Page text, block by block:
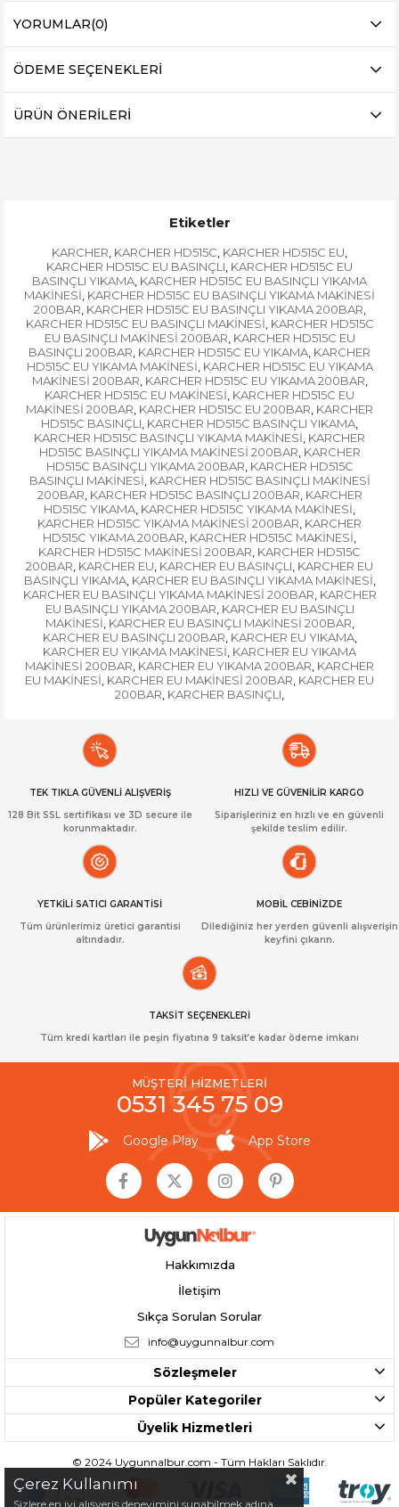
YORUMLAR(0)
ÖDEME SEÇENEKLERI
ÜRÜN ÖNERILERI
Etiketler
KARCHER, KARCHER HD515C, KARCHER HD515C EU,
KARCHER HD515C EU BASINÇLI, KARCHER HD515C EU
BASINÇLI YIKAMA, KARCHER HD515C EU BASINÇLI YIKAMA
MAKİNESİ, KARCHER HD515C EU BASINÇLI YIKAMA MAKİNESİ
200BAR, KARCHER HD515C EU BASINÇLI YIKAMA 200BAR,
KARCHER HD515C EU BASINÇLI MAKİNESİ, KARCHER HD515C
EU BASINÇLI MAKİNESİ 200BAR, KARCHER HD515C EU
BASINÇLI 200BAR, KARCHER HD515C EU YIKAMA, KARCHER
HD515C EU YIKAMA MAKİNESİ, KARCHER HD515C EU YIKAMA
MAKİNESİ 200BAR, KARCHER HD515C EU YIKAMA 200BAR,
KARCHER HD515C EU MAKİNESİ, KARCHER HD515C EU
MAKİNESİ 200BAR, KARCHER HD515C EU 200BAR, KARCHER
HD515C BASINÇLI, KARCHER HD515C BASINÇLI YIKAMA,
KARCHER HD515C BASINÇLI YIKAMA MAKİNESİ, KARCHER
HD515C BASINÇLI YIKAMA MAKİNESİ 200BAR, KARCHER
HD515C BASINÇLI YIKAMA 200BAR, KARCHER HD515C
BASINÇLI MAKİNESİ, KARCHER HD515C BASINÇLI MAKİNESİ
200BAR, KARCHER HD515C BASINÇLI 200BAR, KARCHER
HD515C YIKAMA, KARCHER HD515C YIKAMA MAKİNESİ,
KARCHER HD515C YIKAMA MAKİNESİ 200BAR, KARCHER
HD515C YIKAMA 200BAR, KARCHER HD515C MAKİNESİ,
KARCHER HD515C MAKİNESİ 200BAR, KARCHER HD515C
200BAR, KARCHER EU, KARCHER EU BASINÇLI, KARCHER EU
BASINÇLI YIKAMA, KARCHER EU BASINÇLI YIKAMA MAKİNESİ,
KARCHER EU BASINÇLI YIKAMA MAKİNESİ 200BAR, KARCHER
EU BASINÇLI YIKAMA 200BAR, KARCHER EU BASINÇLI
MAKİNESİ, KARCHER EU BASINÇLI MAKİNESİ 200BAR,
KARCHER EU BASINÇLI 200BAR, KARCHER EU YIKAMA,
KARCHER EU YIKAMA MAKİNESİ, KARCHER EU YIKAMA
MAKİNESİ 200BAR, KARCHER EU YIKAMA 200BAR, KARCHER
EU MAKİNESİ, KARCHER EU MAKİNESİ 200BAR, KARCHER EU
200BAR, KARCHER BASINÇLI,
TEK TIKLA GÜVENLİ ALIŞVERİŞ
128 Bit SSL sertifikası ve 3D secure ile
korunmaktadır.
HIZLI VE GÜVENİLİR KARGO
Siparişleriniz en hızlı ve en güvenli
şekilde teslim edilir.
YETKİLİ SATICI GARANTİSİ
Tüm ürünlerimiz üretici garantisi
altındadır.
MOBİL CEBİNİZDE
Dilediğiniz her yerden güvenli alışverişin
keyfini çıkarın.
TAKSİT SEÇENEKLERİ
Tüm kredi kartları ile peşin fiyatına 9 taksit’e kadar ödeme imkanı
MÜŞTERİ HİZMETLERİ
0531 345 75 09
Google Play App Store
Hakkımızda
İletişim
Sıkça Sorulan Sorular
info@uygunnalbur.com
Sözleşmeler
Popüler Kategoriler
Üyelik Hizmetleri
© 2024 Uygunnalbur.com - Tüm Hakları Saklıdır.
Çerez Kullanımı
Sizlere en iyi alışveriş deneyimini sunabilmek adına